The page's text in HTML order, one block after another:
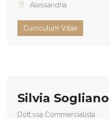
Alessandria
Curriculum Vitae
Silvia Sogliano
Dott.ssa Commercialista